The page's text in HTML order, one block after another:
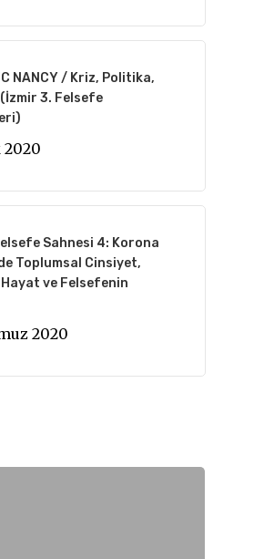
NANCY / Kriz, Politika,
3. Felsefe
2020
Sahnesi 4: Korona
Toplumsal Cinsiyet,
ve Felsefenin
2020